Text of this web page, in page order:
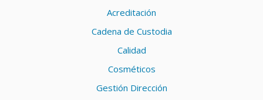
Acreditación
Cadena de Custodia
Calidad
Cosméticos
Gestión Dirección